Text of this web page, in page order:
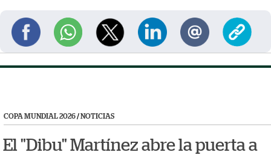
COPA MUNDIAL 2026/NOTICIAS
El "Dibu" Martínez abre la puerta a